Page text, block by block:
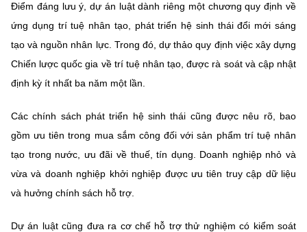
Sở hữu trí tuệ
Năng lượng nguyên tử
Tin tổng hợp
Tin địa phương
Khoa học và Công nghệ
Đổi mới sáng tạo
Chuyển đổi số
Bưu chính, Viễn thông
Tiêu chuẩn, đo lường, chất lượng
Multimedia
THƯ ĐIỆN TỬ
Khác
Infographic
Ảnh
Voice
Điểm đáng lưu ý, dự án luật dành riêng một chương quy định về
ứng dụng trí tuệ nhân tạo, phát triển hệ sinh thái đổi mới sáng
tạo và nguồn nhân lực. Trong đó, dự thảo quy định việc xây dựng
Chiến lược quốc gia về trí tuệ nhân tạo, được rà soát và cập nhật
định kỳ ít nhất ba năm một lần.
Các chính sách phát triển hệ sinh thái cũng được nêu rõ, bao
gồm ưu tiên trong mua sắm công đối với sản phẩm trí tuệ nhân
tạo trong nước, ưu đãi về thuế, tín dụng. Doanh nghiệp nhỏ và
vừa và doanh nghiệp khởi nghiệp được ưu tiên truy cập dữ liệu
và hưởng chính sách hỗ trợ.
Dự án luật cũng đưa ra cơ chế hỗ trợ thử nghiệm có kiểm soát